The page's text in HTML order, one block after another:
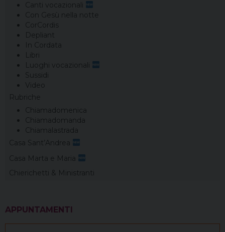
Canti vocazionali
Con Gesù nella notte
CorCordis
Depliant
In Cordata
Libri
Luoghi vocazionali
Sussidi
Video
Rubriche
Chiamadomenica
Chiamadomanda
Chiamalastrada
Casa Sant’Andrea
Casa Marta e Maria
Chierichetti & Ministranti
APPUNTAMENTI